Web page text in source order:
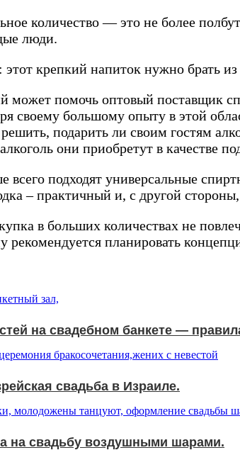
количество — это не более
люди.
крепкий напиток нужно брать из
может помочь оптовый поставщик
своему большому опыту в этой
подарить ли своим гостям
они приобретут в качестве
всего подходят универсальные
– практичный и, с другой
в больших количествах не
рекомендуется планировать
на свадебном банкете —
свадьба в Израиле.
на свадьбу воздушными шарами.